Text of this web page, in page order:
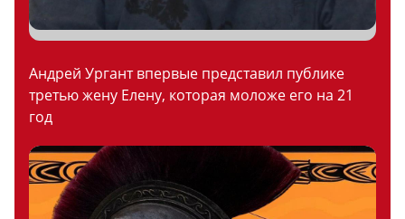
Андрей Ургант впервые представил публике
третью жену Елену, которая моложе его на 21
год